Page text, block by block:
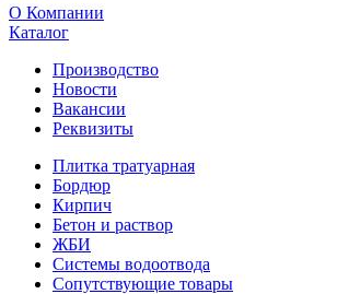
O Компании
Каталог
Производство
Новости
Вакансии
Реквизиты
Плитка тратуарная
Бордюр
Кирпич
Бетон и раствор
ЖБИ
Системы водоотвода
Сопутствующие товары